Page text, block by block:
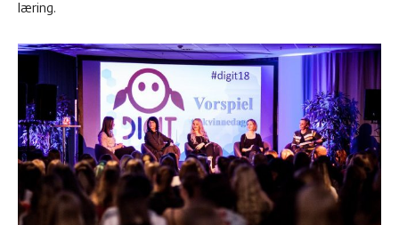
læring.